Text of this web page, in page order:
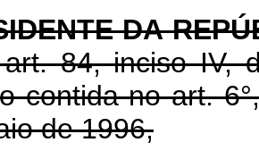
DA
84, inciso IV,
contida no art.
de 1996,